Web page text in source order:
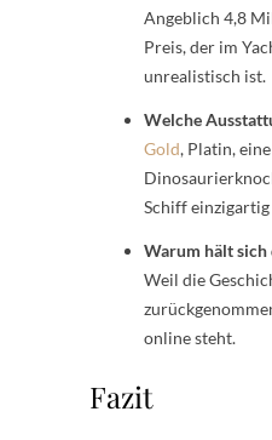
Angeblich 4,8
Preis, der im
unrealistisch ist.
Welche
Gold, Platin,
Schiff einzigartig
Warum hält sich
Weil die
online steht.
Fazit